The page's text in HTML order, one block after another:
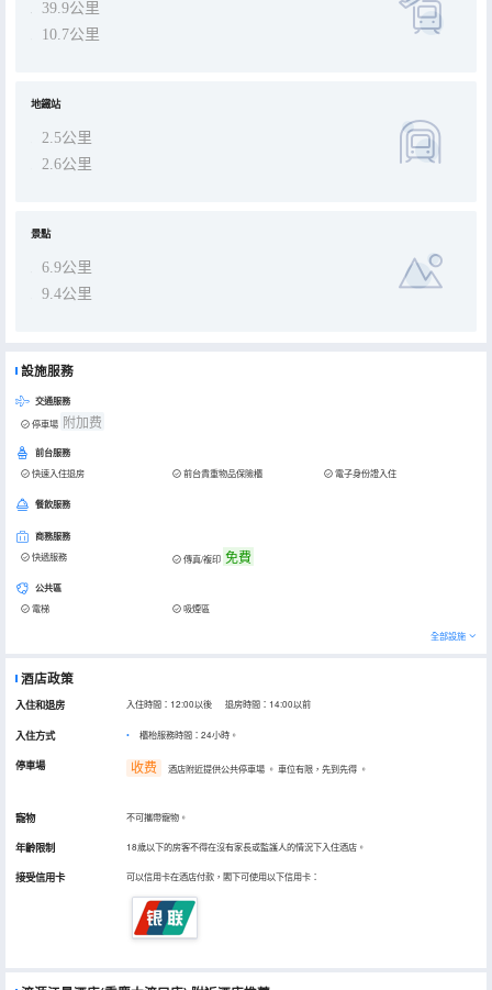
39.9公里
10.7公里
地鐵站
2.5公里
2.6公里
景點
6.9公里
9.4公里
設施服務
交通服務
停車場 附加费
前台服務
快速入住退房 前台貴重物品保險櫃 電子身份證入住
餐飲服務
商務服務
快遞服務 傳真/複印 免費
公共區
電梯 吸煙區
全部設施
酒店政策
入住和退房 入住時間：12:00以後 退房時間：14:00以前
入住方式 櫃枱服務時間：24小時。
停車場 收费 酒店附近提供公共停車場 。 車位有限，先到先得 。
寵物 不可攜帶寵物。
年齡限制 18歲以下的房客不得在沒有家長或監護人的情況下入住酒店。
接受信用卡 可以信用卡在酒店付款，閣下可使用以下信用卡：